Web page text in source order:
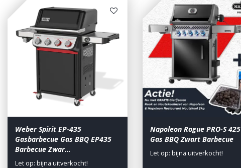
Weber Spirit EP-435
Gasbarbecue Gas BBQ EP435
Barbecue Zwar…
Let op: bijna uitverkocht!
Napoleon Rogue PRO-S 425
Gas BBQ Zwart Barbecue
Let op: bijna uitverkocht!